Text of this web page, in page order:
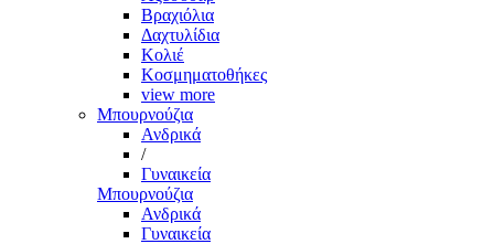
Βραχιόλια
Δαχτυλίδια
Κολιέ
Κοσμηματοθήκες
view more
Μπουρνούζια
Ανδρικά
/
Γυναικεία
Μπουρνούζια
Ανδρικά
Γυναικεία